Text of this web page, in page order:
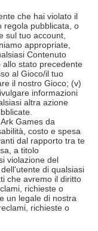
che hai violato il
regola pubblicata, o
sul tuo account,
appropriate,
Contenuto
stato precedente
al Gioco/il tuo
il nostro Gioco; (v)
informazioni
altra azione
Games da
costo e spesa
dal rapporto tra te
a titolo
violazione del
di qualsiasi
che avremo il diritto
richieste o
un legale di nostra
richieste o